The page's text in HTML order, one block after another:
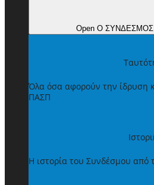
Open Ο ΣΥΝΔΕΣΜΟΣ
Όλα όσα αφορούν την ίδρυση
ΠΑΣΠ
Η ιστορία του Συνδέσμου από